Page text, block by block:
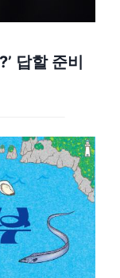
답할 준비